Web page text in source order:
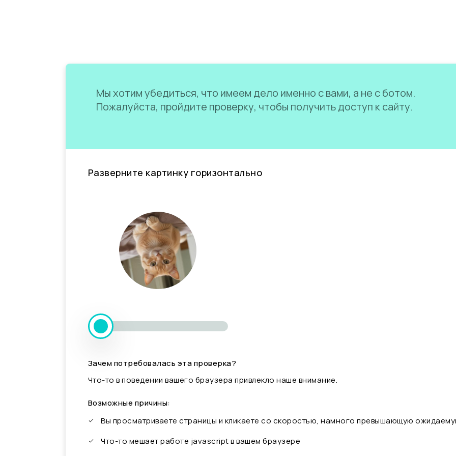
Мы хотим убедиться, что имеем дело именно с вами, а не с ботом.
Пожалуйста, пройдите проверку, чтобы получить доступ к сайту.
Разверните картинку горизонтально
Зачем потребовалась эта проверка?
Что-то в поведении вашего браузера привлекло наше внимание.
Возможные причины:
Вы просматриваете страницы и кликаете со скоростью, намного превышающую
Что-то мешает работе javascript в вашем браузере